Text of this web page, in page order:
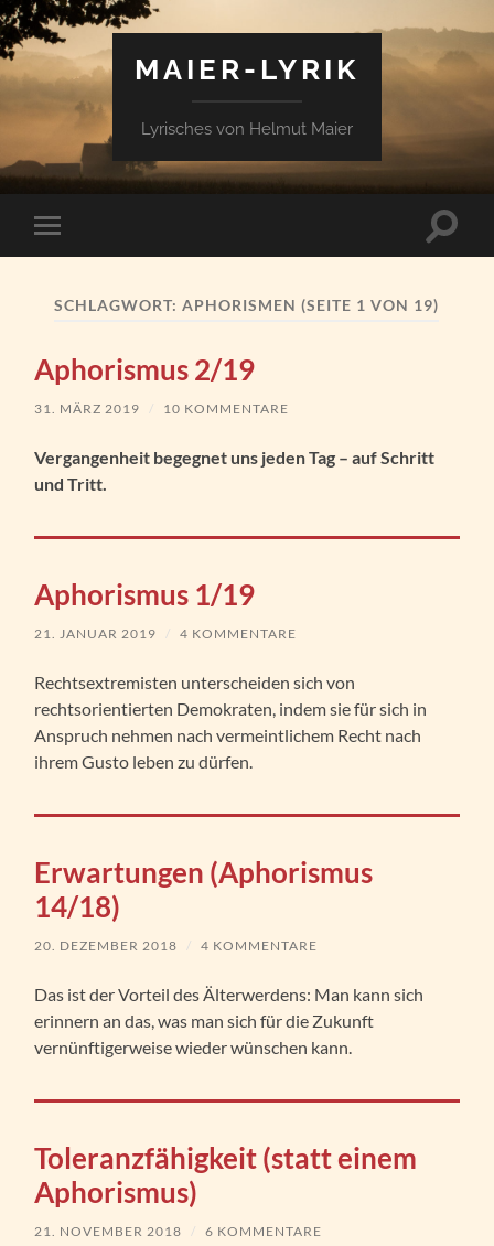
MAIER-LYRIK
Lyrisches von Helmut Maier
Mobile-
Menü
SCHLAGWORT:APHORISMEN (SEITE 1 VON 19)
Aphorismus 2/19
31. MÄRZ 2019 / 10 KOMMENTARE
Vergangenheit begegnet uns jeden Tag – auf Schritt
und Tritt.
Aphorismus 1/19
21. JANUAR 2019 / 4 KOMMENTARE
Rechtsextremisten unterscheiden sich von
rechtsorientierten Demokraten, indem sie für sich in
Anspruch nehmen nach vermeintlichem Recht nach
ihrem Gusto leben zu dürfen.
Erwartungen (Aphorismus
14/18)
20. DEZEMBER 2018 / 4 KOMMENTARE
Das ist der Vorteil des Älterwerdens: Man kann sich
erinnern an das, was man sich für die Zukunft
vernünftigerweise wieder wünschen kann.
Toleranzfähigkeit (statt einem
Aphorismus)
21. NOVEMBER 2018 / 6 KOMMENTARE